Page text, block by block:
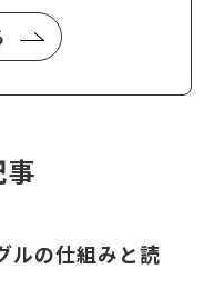
ルの仕組みと読